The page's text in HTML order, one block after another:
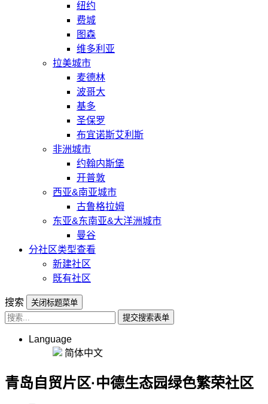
纽约
费城
图森
维多利亚
拉美城市
麦德林
波哥大
基多
圣保罗
布宜诺斯艾利斯
非洲城市
约翰内斯堡
开普敦
西亚&南亚城市
古鲁格拉姆
东亚&东南亚&大洋洲城市
曼谷
分社区类型查看
新建社区
既有社区
搜索
关闭标题菜单
提交搜索表单
Language
简体中文
青岛自贸片区·中德生态园绿色繁荣社区